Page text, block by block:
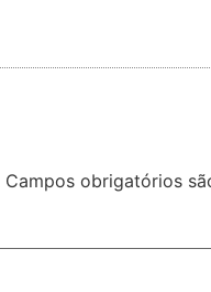
Campos obrigatórios